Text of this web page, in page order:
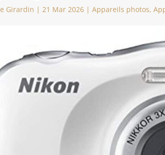
Girardin |21 Mar 2026 |Appareils photos,